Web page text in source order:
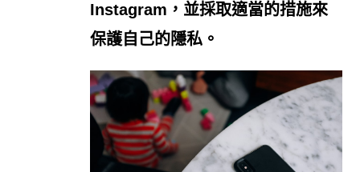
Instagram，並採取適當的措施來
保護自己的隱私。